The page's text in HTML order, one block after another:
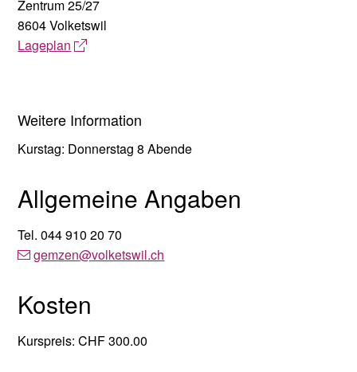
Zentrum 25/27
8604 Volketswil
Lageplan
Weitere Information
Kurstag: Donnerstag 8 Abende
Allgemeine Angaben
Tel.044 910 20 70
gemzen@volketswil.ch
Kosten
Kurspreis: CHF 300.00